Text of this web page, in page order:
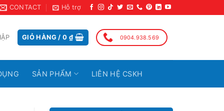
CONTACT Hỗ trợ
GIỎ HÀNG /0 ₫ 0904.938.569
SẢN PHẨM LIÊN HỆ CSKH